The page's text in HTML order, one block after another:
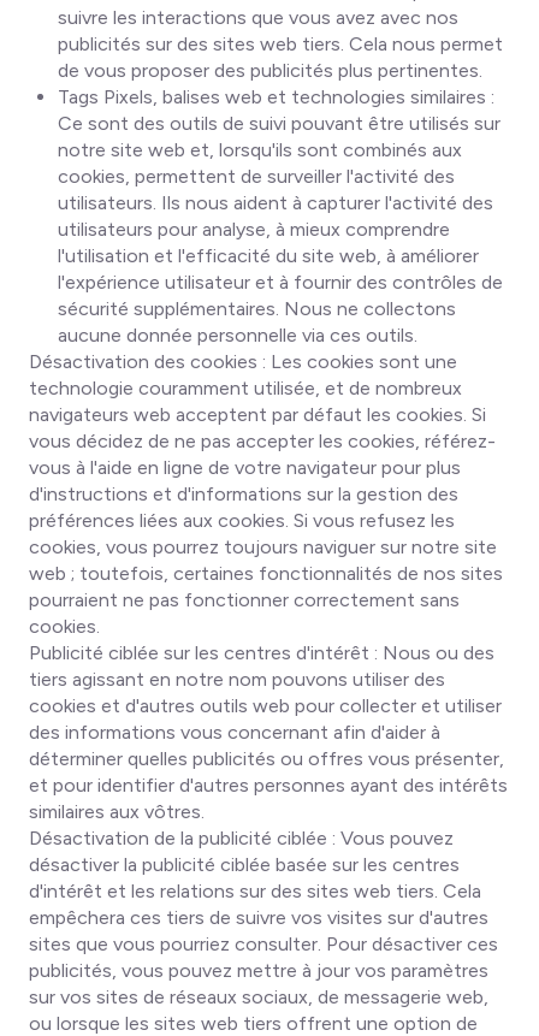
suivre les interactions que vous avez avec nos
publicités sur des sites web tiers. Cela nous permet
de vous proposer des publicités plus pertinentes.
Tags Pixels, balises web et technologies similaires :
Ce sont des outils de suivi pouvant être utilisés sur
notre site web et, lorsqu'ils sont combinés aux
cookies, permettent de surveiller l'activité des
utilisateurs. Ils nous aident à capturer l'activité des
utilisateurs pour analyse, à mieux comprendre
l'utilisation et l'efficacité du site web, à améliorer
l'expérience utilisateur et à fournir des contrôles de
sécurité supplémentaires. Nous ne collectons
aucune donnée personnelle via ces outils.
Désactivation des cookies : Les cookies sont une
technologie couramment utilisée, et de nombreux
navigateurs web acceptent par défaut les cookies. Si
vous décidez de ne pas accepter les cookies, référez-
vous à l'aide en ligne de votre navigateur pour plus
d'instructions et d'informations sur la gestion des
préférences liées aux cookies. Si vous refusez les
cookies, vous pourrez toujours naviguer sur notre site
web ; toutefois, certaines fonctionnalités de nos sites
pourraient ne pas fonctionner correctement sans
cookies.
Publicité ciblée sur les centres d'intérêt : Nous ou des
tiers agissant en notre nom pouvons utiliser des
cookies et d'autres outils web pour collecter et utiliser
des informations vous concernant afin d'aider à
déterminer quelles publicités ou offres vous présenter,
et pour identifier d'autres personnes ayant des intérêts
similaires aux vôtres.
Désactivation de la publicité ciblée : Vous pouvez
désactiver la publicité ciblée basée sur les centres
d'intérêt et les relations sur des sites web tiers. Cela
empêchera ces tiers de suivre vos visites sur d'autres
sites que vous pourriez consulter. Pour désactiver ces
publicités, vous pouvez mettre à jour vos paramètres
sur vos sites de réseaux sociaux, de messagerie web,
ou lorsque les sites web tiers offrent une option de